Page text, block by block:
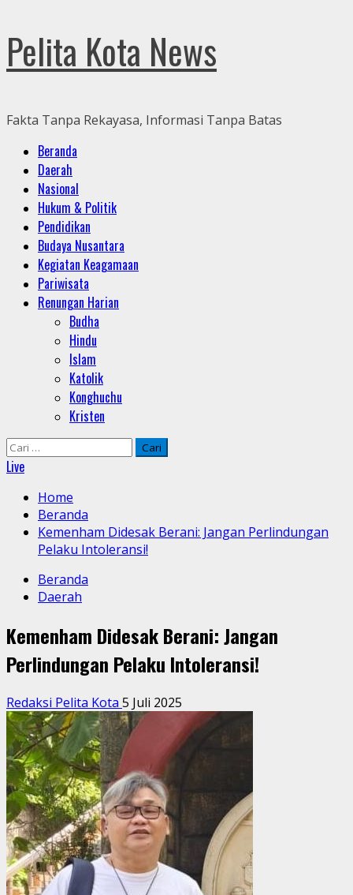
Pelita Kota News
Fakta Tanpa Rekayasa, Informasi Tanpa Batas
Primary
Menu
Beranda
Daerah
Nasional
Hukum & Politik
Pendidikan
Budaya Nusantara
Kegiatan Keagamaan
Pariwisata
Renungan Harian
Budha
Hindu
Islam
Katolik
Konghuchu
Kristen
Cari
untuk:
Live
Home
Beranda
Kemenham Didesak Berani: Jangan Perlindungan
Pelaku Intoleransi!
Beranda
Daerah
Kemenham Didesak Berani: Jangan
Perlindungan Pelaku Intoleransi!
Redaksi Pelita Kota 5 Juli 2025